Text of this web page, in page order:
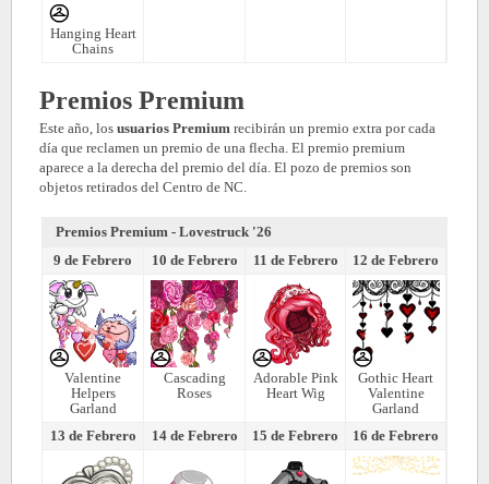
Hanging Heart
Chains
Premios Premium
Este año, los usuarios Premium recibirán un premio extra por cada
día que reclamen un premio de una flecha. El premio premium
aparece a la derecha del premio del día. El pozo de premios son
objetos retirados del Centro de NC.
Premios Premium - Lovestruck '26
9 de Febrero
10 de Febrero 11 de Febrero 12 de Febrero
Valentine
Helpers
Garland
Cascading
Roses
Adorable Pink
Heart Wig
Gothic Heart
Valentine
Garland
13 de Febrero
14 de Febrero 15 de Febrero 16 de Febrero